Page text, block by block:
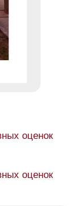
оценок
оценок